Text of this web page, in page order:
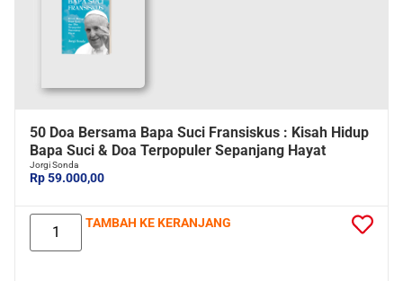
50 Doa Bersama Bapa Suci Fransiskus : Kisah Hidup
Bapa Suci & Doa Terpopuler Sepanjang Hayat
Jorgi Sonda
Rp 59.000,00
TAMBAH KE KERANJANG